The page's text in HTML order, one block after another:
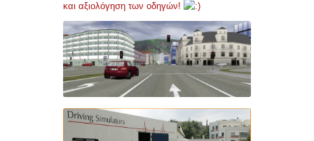
και αξιολόγηση των οδηγών!